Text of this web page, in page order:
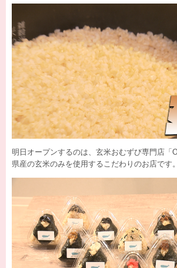
明日オープンするのは、玄米おむずび専門店「
県産の玄米のみを使用するこだわりのお店です。